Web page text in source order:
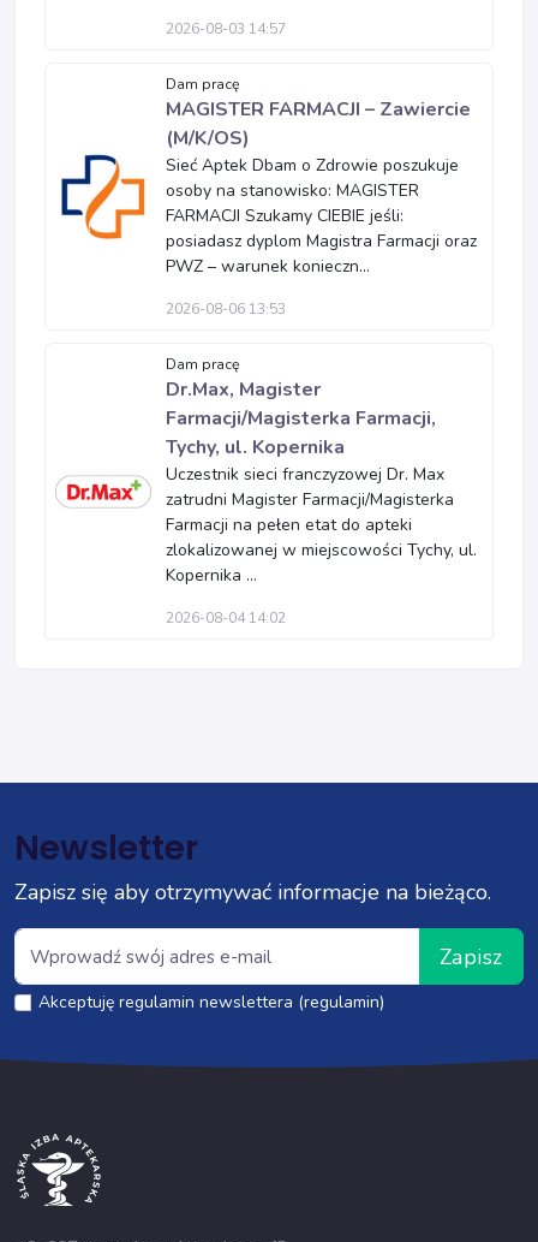
2026-08-03 14:57
Dam pracę
MAGISTER FARMACJI – Zawiercie
(M/K/OS)
Sieć Aptek Dbam o Zdrowie poszukuje
osoby na stanowisko: MAGISTER
FARMACJI Szukamy CIEBIE jeśli:
posiadasz dyplom Magistra Farmacji oraz
PWZ – warunek konieczn...
2026-08-06 13:53
Dam pracę
Dr.Max, Magister
Farmacji/Magisterka Farmacji,
Tychy, ul. Kopernika
Uczestnik sieci franczyzowej Dr. Max
zatrudni Magister Farmacji/Magisterka
Farmacji na pełen etat do apteki
zlokalizowanej w miejscowości Tychy, ul.
Kopernika ...
2026-08-04 14:02
Newsletter
Zapisz się aby otrzymywać informacje na bieżąco.
Zapisz
Akceptuję regulamin newslettera (regulamin)